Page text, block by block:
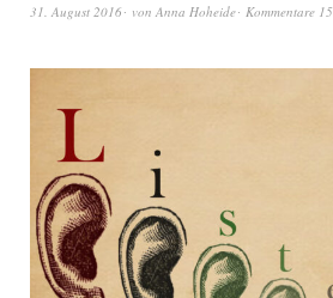
31. August 2016 von Anna Hoheide Kommentare 15